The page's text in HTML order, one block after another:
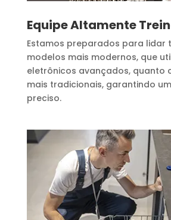
Equipe Altamente
Estamos preparados para lidar
modelos mais modernos, que
eletrônicos avançados, quanto
mais tradicionais, garantindo
preciso.